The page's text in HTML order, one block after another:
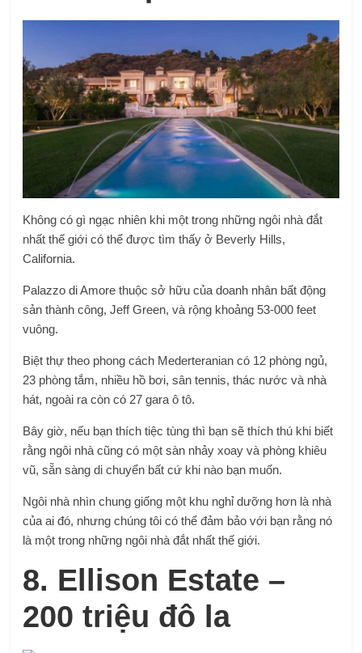
Không có gì ngạc nhiên khi một trong những ngôi nhà đắt
nhất thế giới có thể được tìm thấy ở Beverly Hills,
California.
Palazzo di Amore thuộc sở hữu của doanh nhân bất động
sản thành công, Jeff Green, và rộng khoảng 53-000 feet
vuông.
Biệt thự theo phong cách Mederteranian có 12 phòng ngủ,
23 phòng tắm, nhiều hồ bơi, sân tennis, thác nước và nhà
hát, ngoài ra còn có 27 gara ô tô.
Bây giờ, nếu bạn thích tiệc tùng thì bạn sẽ thích thú khi biết
rằng ngôi nhà cũng có một sàn nhảy xoay và phòng khiêu
vũ, sẵn sàng di chuyển bất cứ khi nào bạn muốn.
Ngôi nhà nhìn chung giống một khu nghỉ dưỡng hơn là nhà
của ai đó, nhưng chúng tôi có thể đảm bảo với bạn rằng nó
là một trong những ngôi nhà đắt nhất thế giới.
8. Ellison Estate –
200 triệu đô la